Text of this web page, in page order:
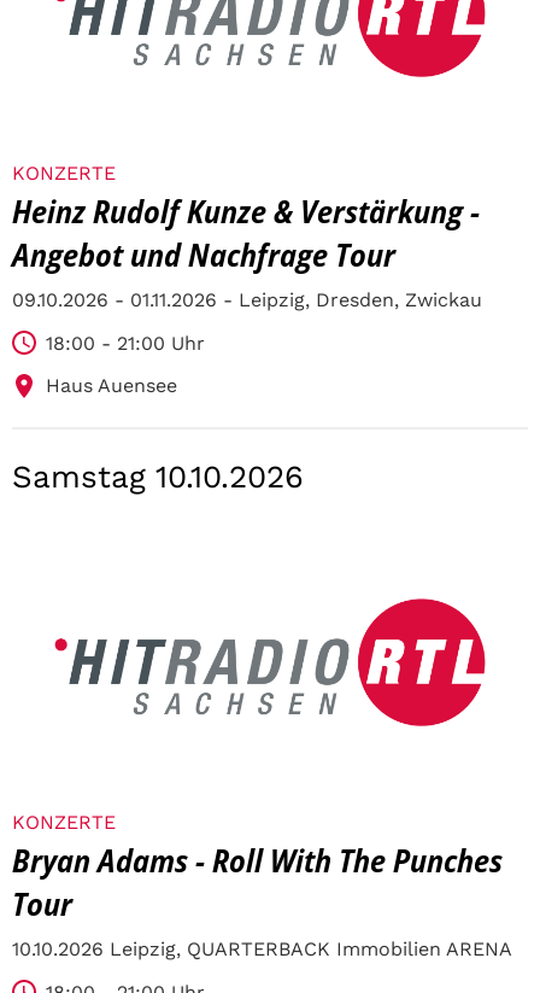
KONZERTE
Heinz Rudolf Kunze & Verstärkung -
Angebot und Nachfrage Tour
09.10.2026 - 01.11.2026 - Leipzig, Dresden, Zwickau
18:00 - 21:00 Uhr
Haus Auensee
Samstag 10.10.2026
KONZERTE
Bryan Adams - Roll With The Punches
Tour
10.10.2026 Leipzig, QUARTERBACK Immobilien ARENA